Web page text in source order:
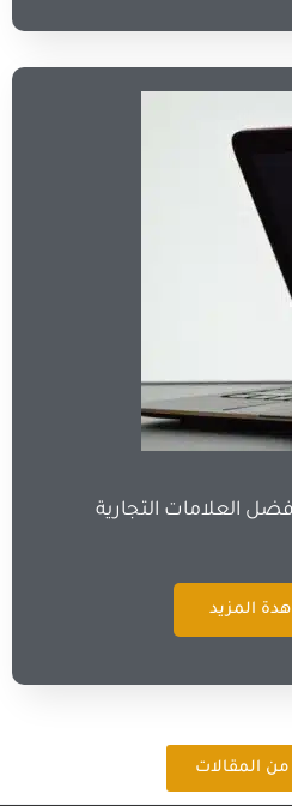
العلامات التجارية
المزيد
من المقالات